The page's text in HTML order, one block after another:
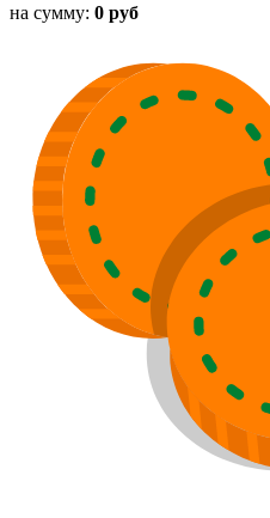
на сумму: 0 руб